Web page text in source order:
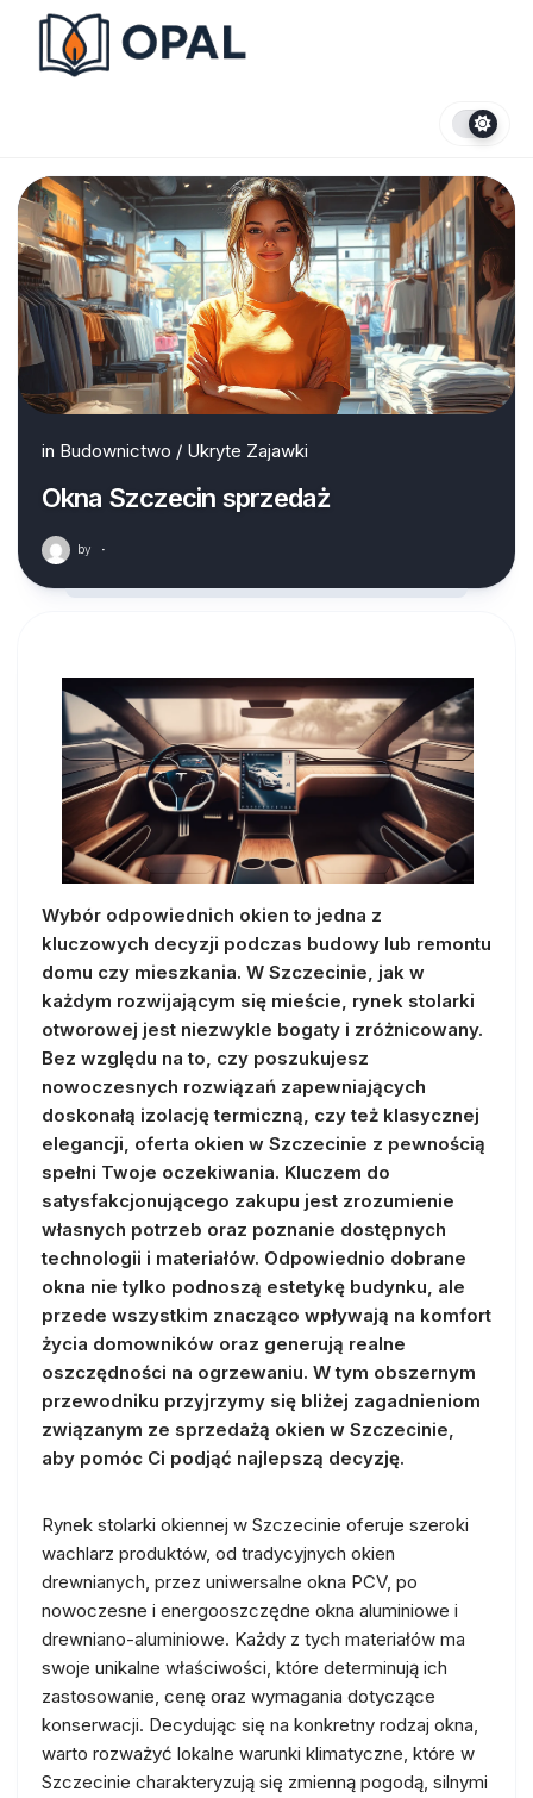
content
in Budownictwo / Ukryte Zajawki
Okna Szczecin sprzedaż
by ·
Wybór odpowiednich okien to jedna z
kluczowych decyzji podczas budowy lub remontu
domu czy mieszkania. W Szczecinie, jak w
każdym rozwijającym się mieście, rynek stolarki
otworowej jest niezwykle bogaty i zróżnicowany.
Bez względu na to, czy poszukujesz
nowoczesnych rozwiązań zapewniających
doskonałą izolację termiczną, czy też klasycznej
elegancji, oferta okien w Szczecinie z pewnością
spełni Twoje oczekiwania. Kluczem do
satysfakcjonującego zakupu jest zrozumienie
własnych potrzeb oraz poznanie dostępnych
technologii i materiałów. Odpowiednio dobrane
okna nie tylko podnoszą estetykę budynku, ale
przede wszystkim znacząco wpływają na komfort
życia domowników oraz generują realne
oszczędności na ogrzewaniu. W tym obszernym
przewodniku przyjrzymy się bliżej zagadnieniom
związanym ze sprzedażą okien w Szczecinie,
aby pomóc Ci podjąć najlepszą decyzję.
Rynek stolarki okiennej w Szczecinie oferuje szeroki
wachlarz produktów, od tradycyjnych okien
drewnianych, przez uniwersalne okna PCV, po
nowoczesne i energooszczędne okna aluminiowe i
drewniano-aluminiowe. Każdy z tych materiałów ma
swoje unikalne właściwości, które determinują ich
zastosowanie, cenę oraz wymagania dotyczące
konserwacji. Decydując się na konkretny rodzaj okna,
warto rozważyć lokalne warunki klimatyczne, które w
Szczecinie charakteryzują się zmienną pogodą, silnymi